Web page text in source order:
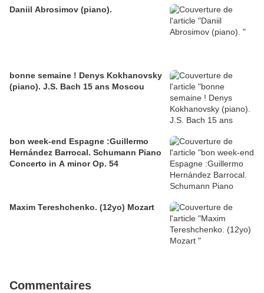
Daniil Abrosimov (piano).
bonne semaine ! Denys Kokhanovsky
(piano). J.S. Bach 15 ans Moscou
bon week-end Espagne :Guillermo
Hernández Barrocal. Schumann Piano
Concerto in A minor Op. 54
Maxim Tereshchenko. (12yo) Mozart
Commentaires